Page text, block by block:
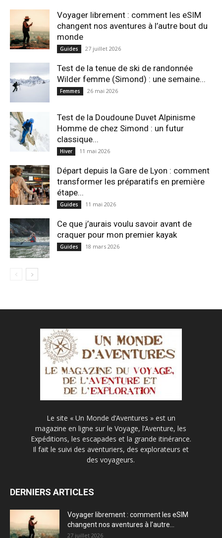
Voyager librement : comment les eSIM
changent nos aventures à l’autre bout du
monde
Guides 27 juillet 2026
Test de la tenue de ski de randonnée
Wilder femme (Simond) : une semaine...
Femmes 26 mai 2026
Test de la Doudoune Duvet Alpinisme
Homme de chez Simond : un futur
classique...
Hiver 11 mai 2026
Départ depuis la Gare de Lyon : comment
transformer les préparatifs en pre⁠mière
étape...
Guides 11 mai 2026
Ce que j’aurais voulu savoir avant de
craquer pour mon premier kayak
Guides 18 mars 2026
Le site « Un Monde d’Aventures » est un
magazine en ligne sur le Voyage, l’Aventure, les
Expéditions, les escapades et la grande itinérance.
Il fait le suivi des aventuriers, des explorateurs et
des voyageurs.
DERNIERS ARTICLES
Voyager librement : comment les eSIM
changent nos aventures à l’autre...
27 juillet 2026